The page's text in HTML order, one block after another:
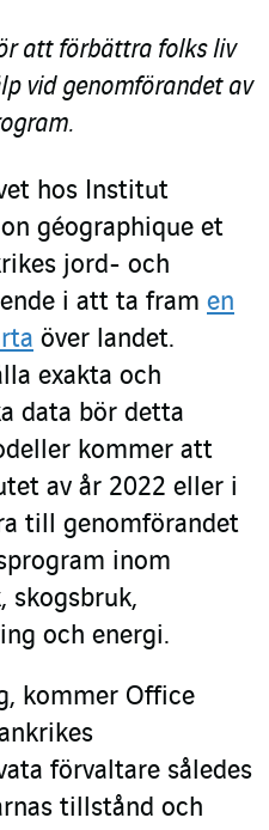
att förbättra folks liv
vid genomförandet av
hos Institut
géographique et
jord- och
i att ta fram en
över landet.
exakta och
data bör detta
kommer att
av år 2022 eller i
till genomförandet
inom
skogsbruk,
och energi.
kommer Office
förvaltare således
tillstånd och